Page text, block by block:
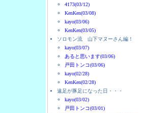
4173(03/12)
KenKen(03/08)
kayo(03/06)
KenKen(03/05)
ソロモン流 山下マヌーさん編！
kayo(03/07)
あると思います(03/06)
戸田トンコ(03/06)
kayo(02/28)
KenKen(02/28)
遠足が豚足になった日・・・
kayo(03/02)
戸田トンコ(03/01)